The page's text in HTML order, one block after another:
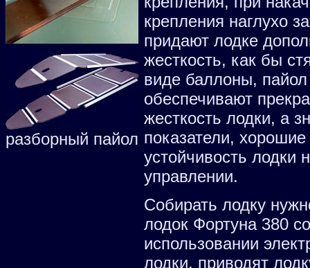
разборный пайол
крепления наглухо
придают лодке
жесткость, как бы
виде баллоны, пайол
обеспечивают
жесткость лодки, а
показатели,
устойчивость лодки
управлении.
Собирать лодку
лодок Фортуна 380
использовании
лодки, приводят